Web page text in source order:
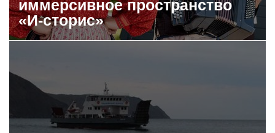
иммерсивное пространство
«И-сторис»